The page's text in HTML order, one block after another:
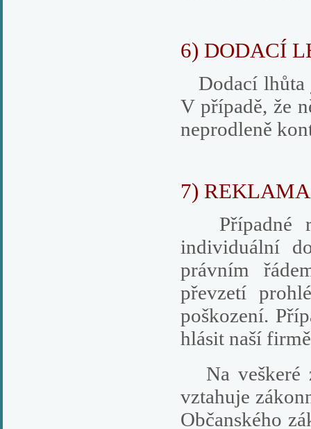
6) DODACÍ
Dodací lhůta
V případě, že
neprodleně
7)
Případné
individuální
právním
převzetí
poškození.
hlásit naší
Na veškeré
vztahuje
Občanského